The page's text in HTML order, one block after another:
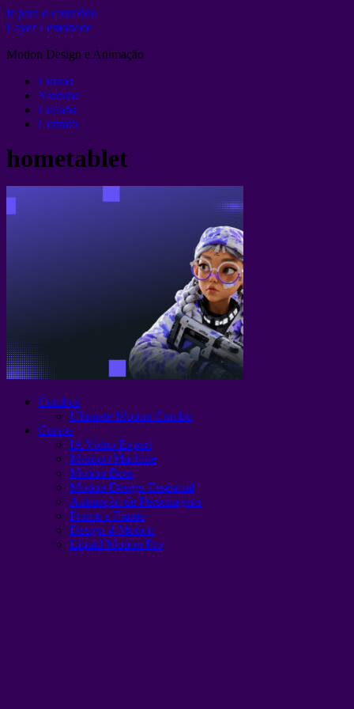
Ir para o conteúdo
Layer Lemonade
Motion Design e Animação
Cursos
Youtube
Collabs
Contato
hometablet
Combos
Ultimate Motion Combo
Cursos
IA Video Expert
Motion+Machine
Motion Boss
Motion Design Essencial
Animação de Personagens
Frame a Frame
Design 4 Motion
Liquid Motion Pro